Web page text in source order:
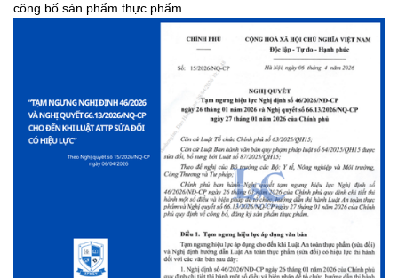
công bố sản phẩm thực phẩm